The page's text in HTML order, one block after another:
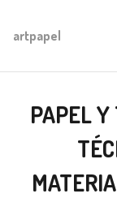
artpapel
PAPEL Y